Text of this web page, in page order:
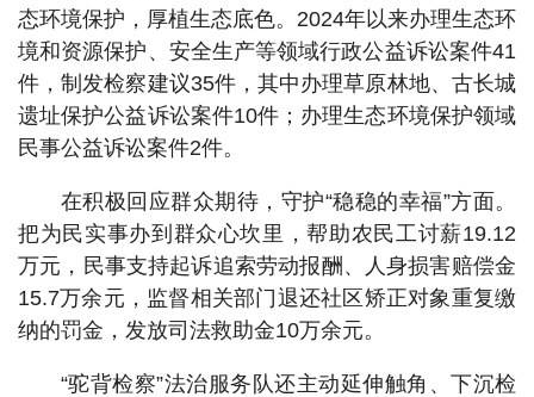
态环境保护，厚植生态底色。2024年以来办理生态环
境和资源保护、安全生产等领域行政公益诉讼案件41
件，制发检察建议35件，其中办理草原林地、古长城
遗址保护公益诉讼案件10件；办理生态环境保护领域
民事公益诉讼案件2件。
在积极回应群众期待，守护“稳稳的幸福”方面。
把为民实事办到群众心坎里，帮助农民工讨薪19.12
万元，民事支持起诉追索劳动报酬、人身损害赔偿金
15.7万余元，监督相关部门退还社区矫正对象重复缴
纳的罚金，发放司法救助金10万余元。
“驼背检察”法治服务队还主动延伸触角、下沉检